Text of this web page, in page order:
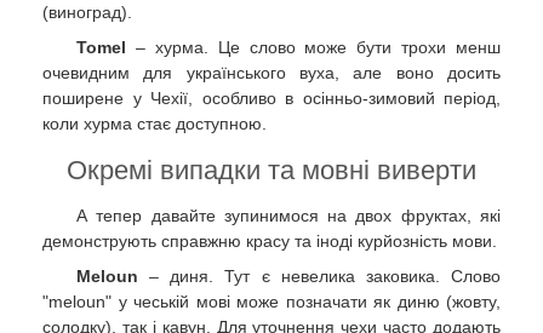
(виноград).
Tomel – хурма. Це слово може бути трохи менш
очевидним для українського вуха, але воно досить
поширене у Чехії, особливо в осінньо-зимовий період,
коли хурма стає доступною.
Окремі випадки та мовні виверти
А тепер давайте зупинимося на двох фруктах, які
демонструють справжню красу та іноді курйозність мови.
Meloun – диня. Тут є невелика заковика. Слово
"meloun" у чеській мові може позначати як диню (жовту,
солодку), так і кавун. Для уточнення чехи часто додають